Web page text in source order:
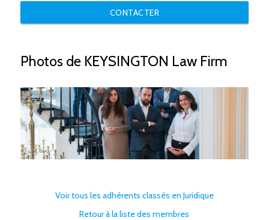
CONTACTER
Photos de KEYSINGTON Law Firm
Voir tous les adhérents classés en Juridique
Retour à la liste des membres